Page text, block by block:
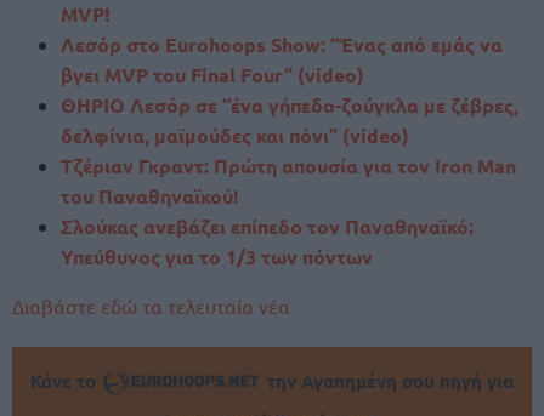
MVP!
Λεσόρ στο Eurohoops Show: “Ένας από εμάς να
βγει MVP του Final Four” (video)
ΘΗΡΙΟ Λεσόρ σε “ένα γήπεδο-ζούγκλα με ζέβρες,
δελφίνια, μαϊμούδες και πόνι” (video)
Τζέριαν Γκραντ: Πρώτη απουσία για τον Iron Man
του Παναθηναϊκού!
Σλούκας ανεβάζει επίπεδο τον Παναθηναϊκό:
Υπεύθυνος για το 1/3 των πόντων
Διαβάστε εδώ τα τελευταία νέα
Κάνε το
την Αγαπημένη σου πηγή για